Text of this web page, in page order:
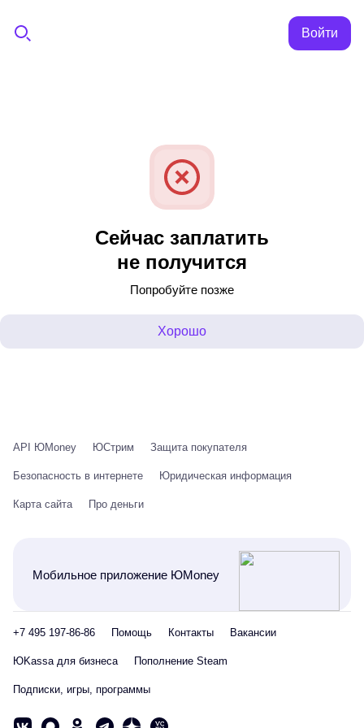
Войти
Сейчас заплатить
не получится
Попробуйте позже
Хорошо
API ЮMoney ЮСтрим Защита покупателя
Безопасность в интернете Юридическая информация
Карта сайта Про деньги
Мобильное приложение ЮMoney
+7 495 197-86-86 Помощь Контакты Вакансии
ЮKassa для бизнеса Пополнение Steam
Подписки, игры, программы